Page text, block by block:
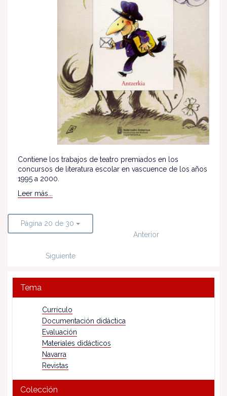
Contiene los trabajos de teatro premiados en los
concursos de literatura escolar en vascuence de los años
1995 a 2000.
Leer más...
Página 20 de 30
Anterior
Siguiente
Tema
Currículo
Documentación didáctica
Evaluación
Materiales didácticos
Navarra
Revistas
Colección